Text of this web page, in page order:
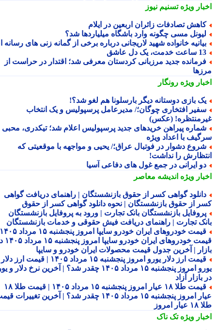
ویژهتسنیم نیوز
تصادفات زائران اربعین در ایلام
مسی چگونه وارد باشگاه میلیاردها شد؟
خانواده شهید لاریجانی درباره برخی از گمانه زنی های رسانه ای
خدمت، یک دل عاشق
جدید مرزبانی کردستان معرفی شد؛ اقتدار در حراست از
ویژهرونگار
بازی دوستانه دیگر بارسلونا هم لغو شد؟!
افتخاری چوگان؛/ مدیرعامل پرسپولیس و یک انتخاب
(عکس)
پیراهن خریدهای جدید پرسپولیس اعلام شد؛ تیکدری، محبی و
با اعداد ویژه
دشوار در فوتبال عراق؛/ یحیی و مواجهه با موقعیتی که
را نداشت!
ایرانی در جمع غول های دفاعی آسیا
ویژهاندیشه معاصر
گواهی کسر از حقوق بازنشستگان | راهنمای دریافت گواهی
از حقوق بازنشستگان | نحوه دانلود گواهی کسر از حقوق
بازنشستگان بانک تجارت | ورود به پروفایل بازنشستگان
تجارت | راهنمای دریافت فیش حقوقی و خدمات بازنشستگان
قیمت خودروهای ایران خودرو سایپا امروز پنجشنبه ۱۵ مرداد ۱۴۰۵ |
قیمت خودروهای ایران خودرو سایپا امروز پنجشنبه ۱۵ مرداد ۱۴۰۵ در
| آخرین جدول قیمت محصولات ایران خودرو و سایپا
قیمت ارز دلار یورو امروز پنجشنبه ۱۵ مرداد ۱۴۰۵ | قیمت ارز دلار
یورو امروز پنجشنبه ۱۵ مرداد ۱۴۰۵ چقدر شد؟ | آخرین نرخ دلار و یورو
آزاد
قیمت طلا ۱۸ عیار امروز پنجشنبه ۱۵ مرداد ۱۴۰۵ | قیمت طلا ۱۸
عیار امروز پنجشنبه ۱۵ مرداد ۱۴۰۵ چقدر شد؟ | آخرین تغییرات قیمت
امروز
ویژهتک ناک